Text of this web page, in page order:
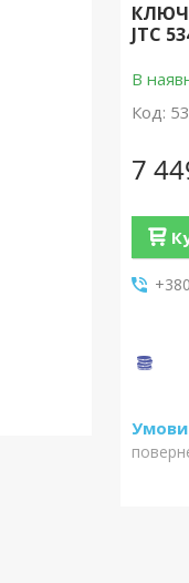
КЛЮЧ
JTC
В
Код:
7